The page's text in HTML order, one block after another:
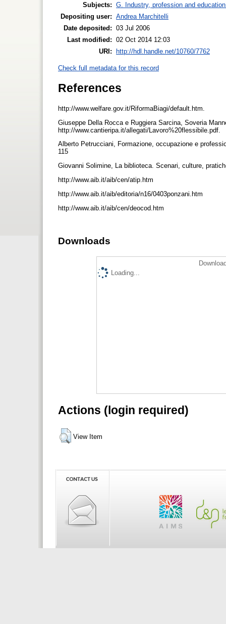
Subjects: G. Industry, profession and
Depositing user: Andrea Marchitelli
Date deposited: 03 Jul 2006
Last modified: 02 Oct 2014 12:03
URI:
http://hdl.handle.net/10760/7762
Check full metadata for this record
References
http://www.welfare.gov.it/RiformaBiagi/default.htm.
Giuseppe Della Rocca e Ruggiera Sarcina, Soveria
http://www.cantieripa.it/allegati/Lavoro%20flessibile.pdf.
Alberto Petrucciani, Formazione, occupazione e
115
Giovanni Solimine, La biblioteca. Scenari, culture,
http://www.aib.it/aib/cen/atip.htm
http://www.aib.it/aib/editoria/n16/0403ponzani.htm
http://www.aib.it/aib/cen/deocod.htm
Downloads
Loading...
Actions (login required)
View Item